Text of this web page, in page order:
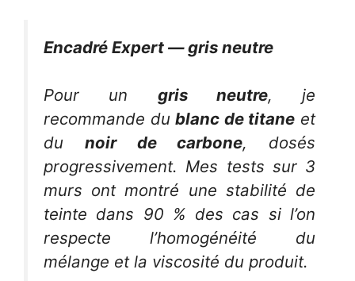
Encadré Expert — gris neutre
Pour un gris neutre, je
recommande dublanc de titane et
du noir de carbone, dosés
progressivement. Mes tests sur 3
murs ont montré une stabilité de
teinte dans 90 % des cas si l’on
respecte l’homogénéité du
mélange et la viscosité du produit.